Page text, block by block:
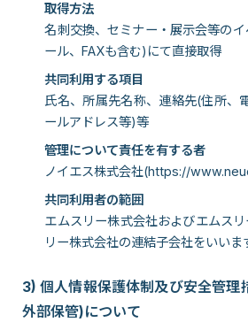
取得方法
名刺交換、セミナー・展示会等の
ール、FAXも含む)にて直接取得
共同利用する項目
氏名、所属先名称、連絡先(住所、
ールアドレス等)等
管理について責任を有する者
ノイエス株式会社(https://
共同利用者の範囲
エムスリー株式会社およびエムス
リー株式会社の連結子会社をいいま
3) 個人情報保護体制及び安全管理
外部保管)について